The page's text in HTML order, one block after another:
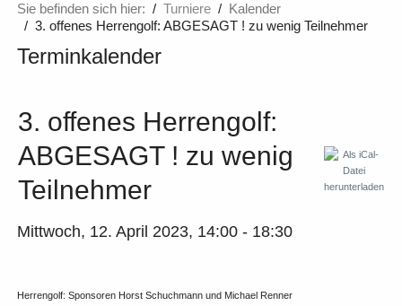
Sie befinden sich hier: Turniere
Kalender
3. offenes Herrengolf: ABGESAGT ! zu wenig Teilnehmer
Terminkalender
3. offenes Herrengolf:
ABGESAGT ! zu wenig
Teilnehmer
Mittwoch, 12. April 2023, 14:00 - 18:30
Herrengolf: Sponsoren Horst Schuchmann und Michael Renner